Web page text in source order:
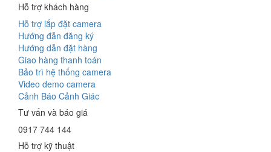
Hỗ trợ khách hàng
Hỗ trợ lắp đặt camera
Hướng đẫn đăng ký
Hướng dẫn đặt hàng
Giao hàng thanh toán
Bảo trì hệ thống camera
Video demo camera
Cảnh Báo Cảnh Giác
Tư vấn và báo giá
0917 744 144
Hỗ trợ kỹ thuật